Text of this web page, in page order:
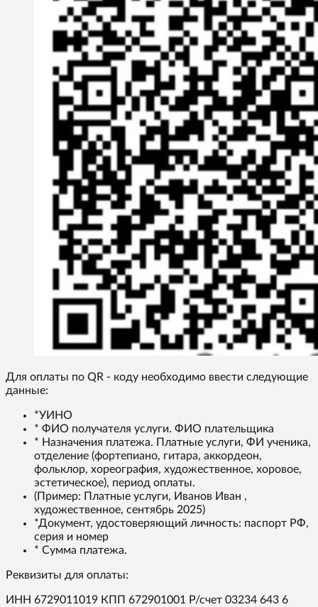
Для оплаты по QR - коду необходимо ввести следующие
данные:
*УИНО
* ФИО получателя услуги. ФИО плательщика
* Назначения платежа. Платные услуги, ФИ ученика,
отделение (фортепиано, гитара, аккордеон,
фольклор, хореография, художественное, хоровое,
эстетическое), период оплаты.
(Пример: Платные услуги, Иванов Иван ,
художественное, сентябрь 2025)
*Документ, удостоверяющий личность: паспорт РФ,
серия и номер
* Сумма платежа.
Реквизиты для оплаты:
ИНН 6729011019 КПП 672901001 Р/счет 03234 643 6